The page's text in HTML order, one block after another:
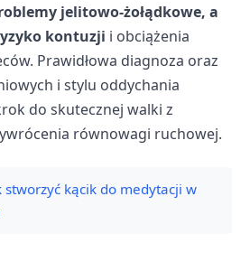
jelitowo-żołądkowe, a
kontuzji i obciążenia
Prawidłowa diagnoza oraz
i stylu oddychania
do skutecznej walki z
równowagi ruchowej.
stworzyć kącik do medytacji w